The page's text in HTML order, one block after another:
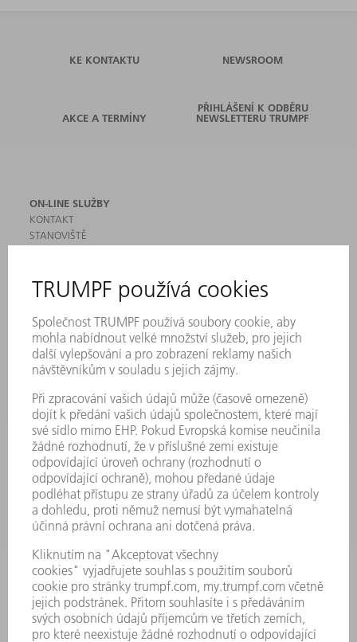
KE KONTAKTU NEWSROOM
AKCE A TERMÍNY
PŘIHLÁŠENÍ K ODBĚRU
NEWSLETTERU TRUMPF
ON-LINE SLUŽBY
KONTAKT
STANOVIŠTĚ
MYTRUMPF
BEZPEČNOSTNÍ LISTY
PRODUKTY
STROJE & SYSTÉMY
LASER
VÝKONOVÁ ELEKTRONIKA
ELEKTRICKÉ NÁŘADÍ
SMART FACTORY
SOFTWARE
SERVIS
POUŽITÍ
ODVĚTVÍ
SPOLEČNOST
KARIÉRA
PRACOVNÍ NABÍDKY
PROFIL PODNIKU
VÝROČNÍ ZPRÁVA
ZÁSADY SPOLEČNOSTI
SHODA
SYSTÉM UPOZORŇOVAČŮ
SECURITY
TISKOVÉ ZPRÁVY